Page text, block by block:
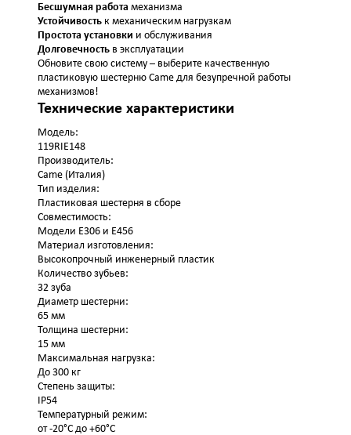
Бесшумная работа механизма
Устойчивость к механическим нагрузкам
Простота установки и обслуживания
Долговечность в эксплуатации
Обновите свою систему – выберите качественную
пластиковую шестерню Came для безупречной работы
механизмов!
Технические характеристики
Модель:
119RIE148
Производитель:
Came (Италия)
Тип изделия:
Пластиковая шестерня в сборе
Совместимость:
Модели E306 и E456
Материал изготовления:
Высокопрочный инженерный пластик
Количество зубьев:
32 зуба
Диаметр шестерни:
65 мм
Толщина шестерни:
15 мм
Максимальная нагрузка:
До 300 кг
Степень защиты:
IP54
Температурный режим:
от -20°C до +60°C